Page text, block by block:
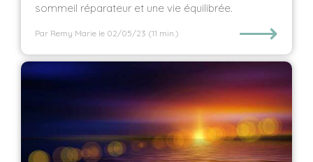
sommeil réparateur et une vie équilibrée.
Par Remy Marie le 02/05/23 (11 min.) ⟶